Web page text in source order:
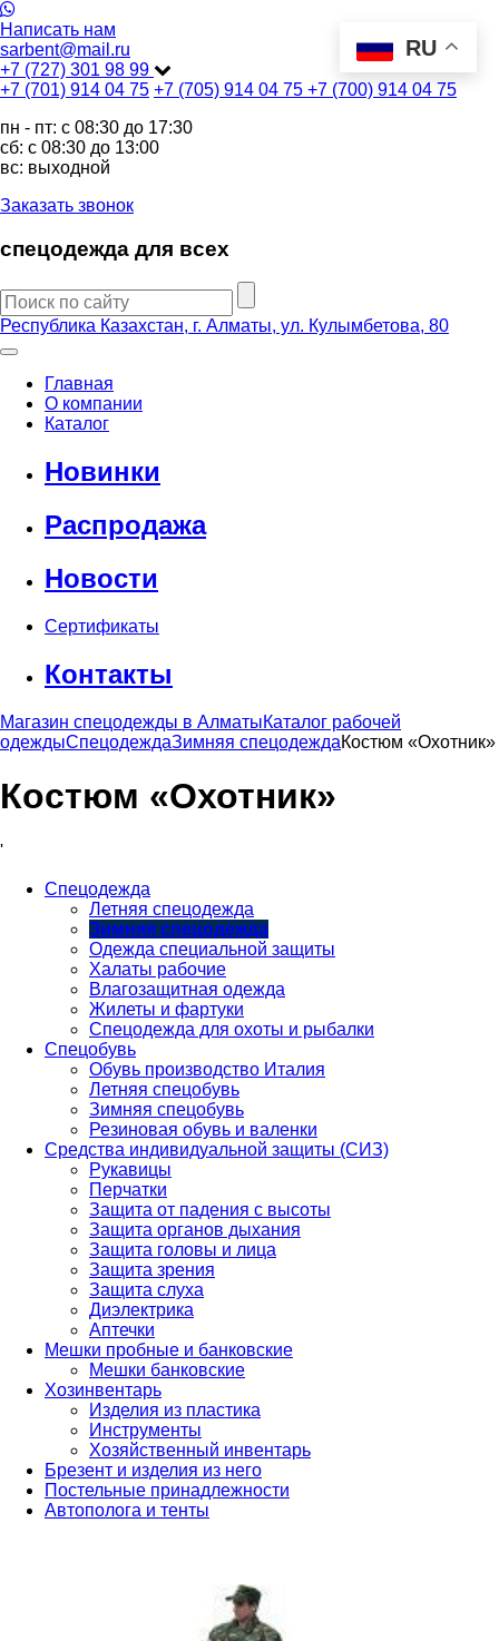
Написать нам
sarbent@mail.ru
+7 (727) 301 98 99
+7 (701) 914 04 75 +7 (705) 914 04 75 +7 (700) 914 04 75
пн - пт: c 08:30 до 17:30
сб: c 08:30 до 13:00
вс: выходной
Заказать звонок
спецодежда для всех
Республика Казахстан, г. Алматы, ул. Кулымбетова, 80
Главная
О компании
Каталог
Новинки
Распродажа
Новости
Сертификаты
Контакты
Магазин спецодежды в АлматыКаталог рабочей
одеждыСпецодеждаЗимняя спецодеждаКостюм «Охотник»
Костюм «Охотник»
'
Спецодежда
Летняя спецодежда
Зимняя спецодежда
Одежда специальной защиты
Халаты рабочие
Влагозащитная одежда
Жилеты и фартуки
Спецодежда для охоты и рыбалки
Спецобувь
Обувь производство Италия
Летняя спецобувь
Зимняя спецобувь
Резиновая обувь и валенки
Средства индивидуальной защиты (СИЗ)
Рукавицы
Перчатки
Защита от падения с высоты
Защита органов дыхания
Защита головы и лица
Защита зрения
Защита слуха
Диэлектрика
Аптечки
Мешки пробные и банковские
Мешки банковские
Хозинвентарь
Изделия из пластика
Инструменты
Хозяйственный инвентарь
Брезент и изделия из него
Постельные принадлежности
Автополога и тенты
RU